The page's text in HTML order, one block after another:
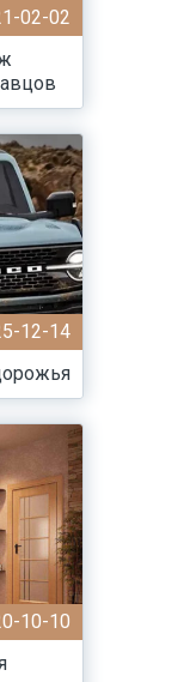
02-02
12-14
10-10